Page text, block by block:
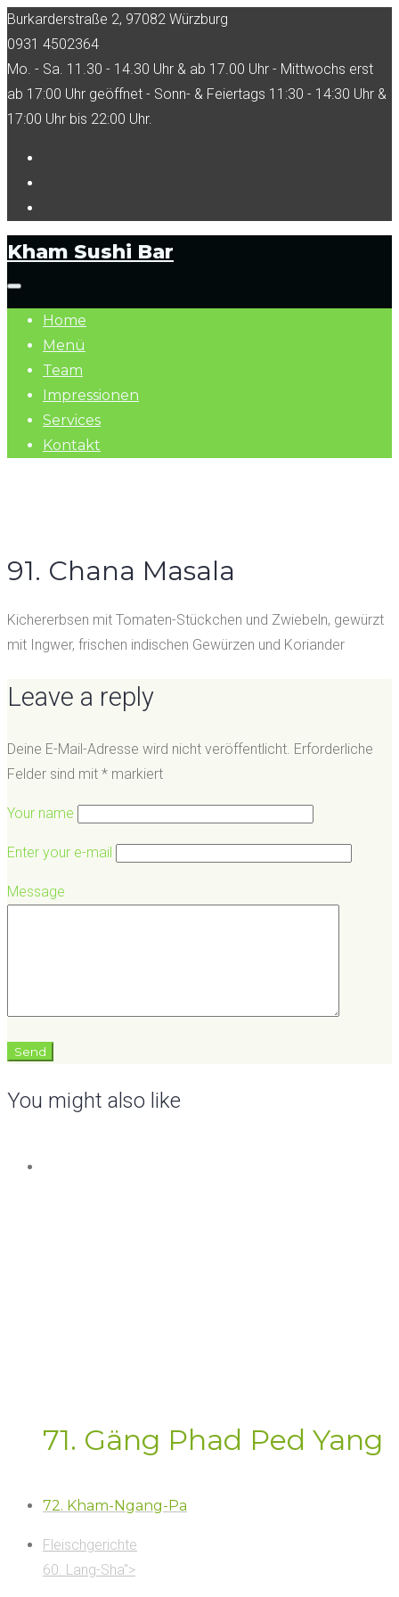
Skip
to
content
Burkarderstraße 2, 97082 Würzburg
0931 4502364
Mo. - Sa. 11.30 - 14.30 Uhr & ab 17.00 Uhr - Mittwochs erst
ab 17:00 Uhr geöffnet - Sonn- & Feiertags 11:30 - 14:30 Uhr &
17:00 Uhr bis 22:00 Uhr.
Kham Sushi Bar
Home
Menü
Team
Impressionen
Services
Kontakt
91. Chana Masala
Kichererbsen mit Tomaten-Stückchen und Zwiebeln, gewürzt
mit Ingwer, frischen indischen Gewürzen und Koriander
Leave a reply
Deine E-Mail-Adresse wird nicht veröffentlicht. Erforderliche
Felder sind mit * markiert
Your name
Enter your e-mail
Message
You might also like
71. Gäng Phad Ped Yang
72. Kham-Ngang-Pa
Fleischgerichte
60. Lang-Sha">